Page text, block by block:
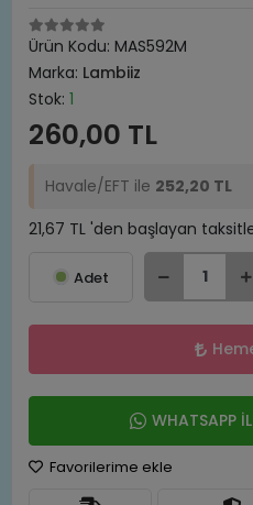
Ürün Kodu: MAS592M
Marka: Lambiiz
Stok: 1
260,00 TL
Havale/EFT ile 252,20 TL
21,67 TL 'den başlayan
Adet
WHATSAPP
Favorilerime ekle